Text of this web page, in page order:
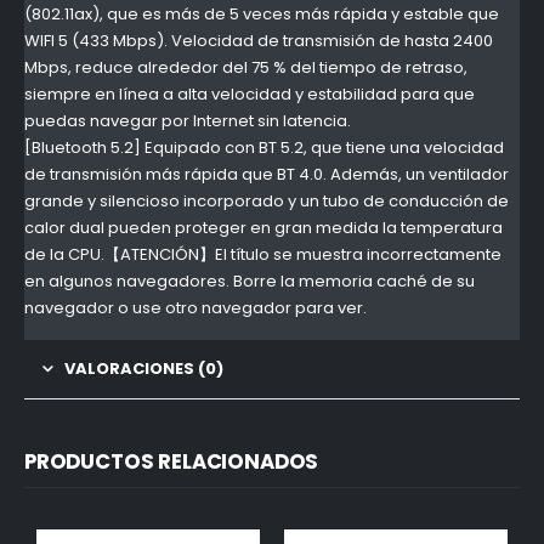
(802.11ax), que es más de 5 veces más rápida y estable que
WIFI 5 (433 Mbps). Velocidad de transmisión de hasta 2400
Mbps, reduce alrededor del 75 % del tiempo de retraso,
siempre en línea a alta velocidad y estabilidad para que
puedas navegar por Internet sin latencia.
[Bluetooth 5.2] Equipado con BT 5.2, que tiene una velocidad
de transmisión más rápida que BT 4.0. Además, un ventilador
grande y silencioso incorporado y un tubo de conducción de
calor dual pueden proteger en gran medida la temperatura
de la CPU.【ATENCIÓN】El título se muestra incorrectamente
en algunos navegadores. Borre la memoria caché de su
navegador o use otro navegador para ver.
VALORACIONES (0)
PRODUCTOS RELACIONADOS